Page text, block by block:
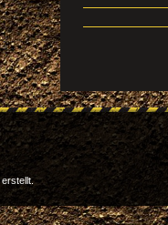
erstellt.